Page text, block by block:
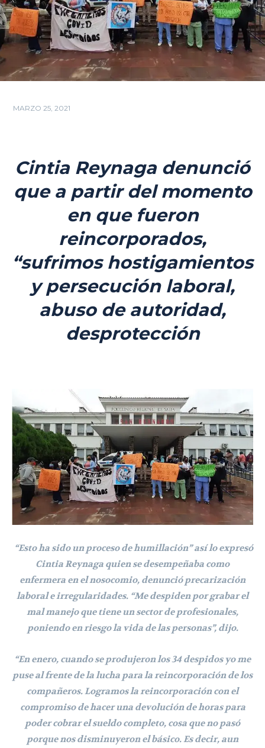
MARZO 25, 2021
Cintia Reynaga denunció
que a partir del momento
en que fueron
reincorporados,
“sufrimos hostigamientos
y persecución laboral,
abuso de autoridad,
desprotección
“Esto ha sido un proceso de humillación” así lo expresó
Cintia Reynaga quien se desempeñaba como
enfermera en el nosocomio, denunció precarización
laboral e irregularidades. “Me despiden por grabar el
mal manejo que tiene un sector de profesionales,
poniendo en riesgo la vida de las personas”, dijo.
“En enero, cuando se produjeron los 34 despidos yo me
puse al frente de la lucha para la reincorporación de los
compañeros. Logramos la reincorporación con el
compromiso de hacer una devolución de horas para
poder cobrar el sueldo completo, cosa que no pasó
porque nos disminuyeron el básico. Es decir, aun